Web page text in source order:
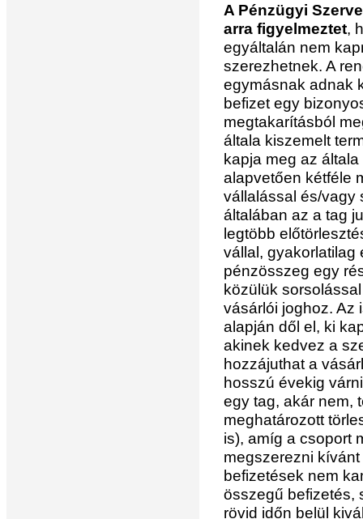
A Pénzügyi
arra figyelmeztet,
egyáltalán nem
szerezhetnek. A
egymásnak adnak
befizet egy
megtakarításból
általa kiszemelt
kapja meg az
alapvetően kétféle
vállalással és/vagy
általában az a tag
legtöbb
vállal, gyakorlatilag
pénzösszeg egy
közülük
vásárlói joghoz. Az
alapján dől el, ki
akinek kedvez a
hozzájuthat a
hosszú évekig
egy tag, akár nem,
meghatározott
is), amíg a csoport
megszerezni
befizetések nem
összegű befizetés,
rövid időn belül